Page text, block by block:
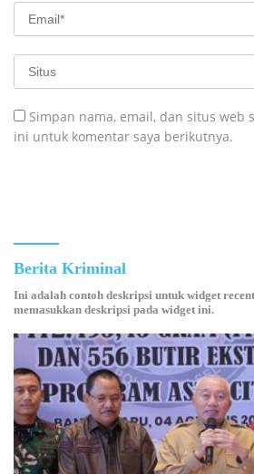
Simpan nama, email, dan situs web
ini untuk komentar saya berikutnya.
Berita Kriminal
Ini adalah contoh deskripsi untuk widget
memasukkan deskripsi pada widget ini.